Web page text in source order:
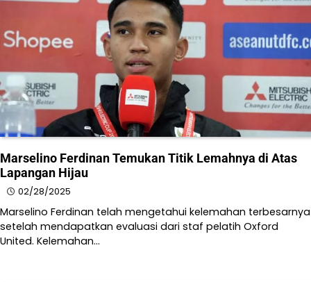
Marselino Ferdinan Temukan Titik Lemahnya di Atas
Lapangan Hijau
02/28/2025
Marselino Ferdinan telah mengetahui kelemahan terbesarnya
setelah mendapatkan evaluasi dari staf pelatih Oxford
United. Kelemahan…